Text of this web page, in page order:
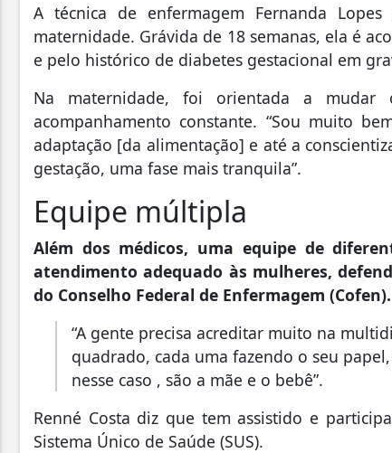
A técnica de enfermagem Fernanda
maternidade. Grávida de 18 semanas, ela é
e pelo histórico de diabetes gestacional em
Na maternidade, foi orientada a mudar
acompanhamento constante. “Sou muito
adaptação [da alimentação] e até a
gestação, uma fase mais tranquila”.
Equipe múltipla
Além dos médicos, uma equipe de
atendimento adequado às mulheres,
do Conselho Federal de Enfermagem (Cofen).
“A gente precisa acreditar muito na
quadrado, cada uma fazendo o seu
nesse caso , são a mãe e o bebê”.
Renné Costa diz que tem assistido e
Sistema Único de Saúde (SUS).